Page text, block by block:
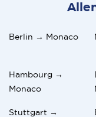
Berlin → Monaco
Hambourg →
Monaco
Stuttgart →